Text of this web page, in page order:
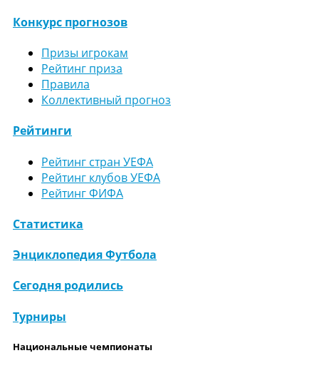
Конкурс прогнозов
Призы игрокам
Рейтинг приза
Правила
Коллективный прогноз
Рейтинги
Рейтинг стран УЕФА
Рейтинг клубов УЕФА
Рейтинг ФИФА
Статистика
Энциклопедия Футбола
Сегодня родились
Турниры
Национальные чемпионаты